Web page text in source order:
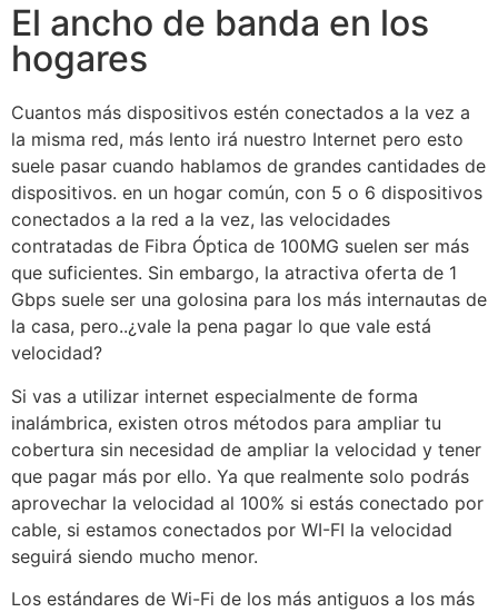
El ancho de banda en los
hogares
Cuantos más dispositivos estén conectados a la vez a
la misma red, más lento irá nuestro Internet pero esto
suele pasar cuando hablamos de grandes cantidades de
dispositivos. en un hogar común, con 5 o 6 dispositivos
conectados a la red a la vez, las velocidades
contratadas de Fibra Óptica de 100MG suelen ser más
que suficientes. Sin embargo, la atractiva oferta de 1
Gbps suele ser una golosina para los más internautas de
la casa, pero..¿vale la pena pagar lo que vale está
velocidad?
Si vas a utilizar internet especialmente de forma
inalámbrica, existen otros métodos para ampliar tu
cobertura sin necesidad de ampliar la velocidad y tener
que pagar más por ello. Ya que realmente solo podrás
aprovechar la velocidad al 100% si estás conectado por
cable, si estamos conectados por WI-FI la velocidad
seguirá siendo mucho menor.
Los estándares de Wi-Fi de los más antiguos a los más